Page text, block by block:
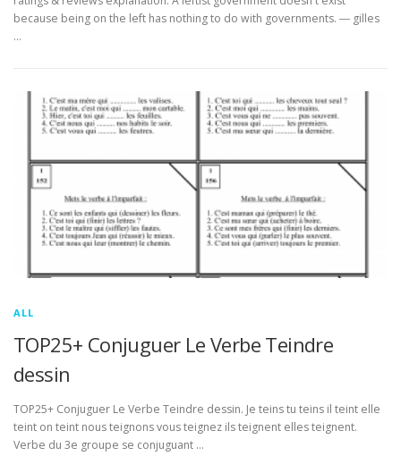
because being on the left has nothing to do with governments. ― gilles
…
ALL
TOP25+ Conjuguer Le Verbe Teindre
dessin
TOP25+ Conjuguer Le Verbe Teindre dessin. Je teins tu teins il teint elle
teint on teint nous teignons vous teignez ils teignent elles teignent.
Verbe du 3e groupe se conjuguant …